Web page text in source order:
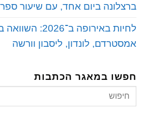
‏ברצלונה ביום אחד, עם שיעור
‏לחיות באירופה
אמסטרדם, לונדון, ליסבון וורשה
חפשו במאגר הכתבות